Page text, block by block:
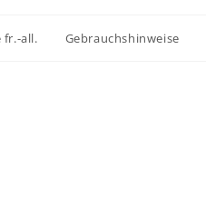
fr.-all. Gebrauchshinweise